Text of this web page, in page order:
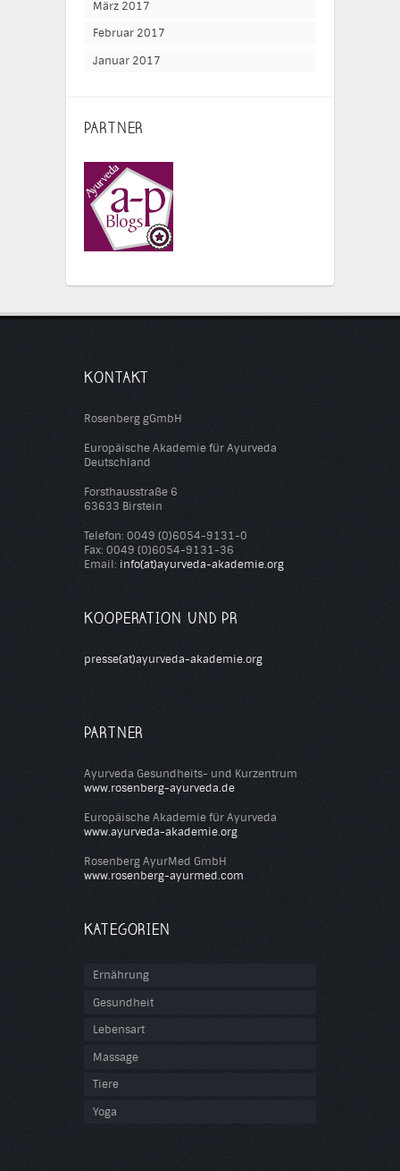
März 2017
Februar 2017
Januar 2017
PARTNER
KONTAKT
Rosenberg gGmbH
Europäische Akademie für Ayurveda
Deutschland
Forsthausstraße 6
63633 Birstein
Telefon: 0049 (0)6054-9131-0
Fax: 0049 (0)6054-9131-36
Email: info(at)ayurveda-akademie.org
KOOPERATION UND PR
presse(at)ayurveda-akademie.org
PARTNER
Ayurveda Gesundheits- und Kurzentrum
www.rosenberg-ayurveda.de
Europäische Akademie für Ayurveda
www.ayurveda-akademie.org
Rosenberg AyurMed GmbH
www.rosenberg-ayurmed.com
KATEGORIEN
Ernährung
Gesundheit
Lebensart
Massage
Tiere
Yoga